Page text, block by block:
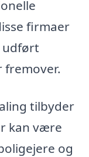
firmaer
udført
fremover.
tilbyder
kan være
og